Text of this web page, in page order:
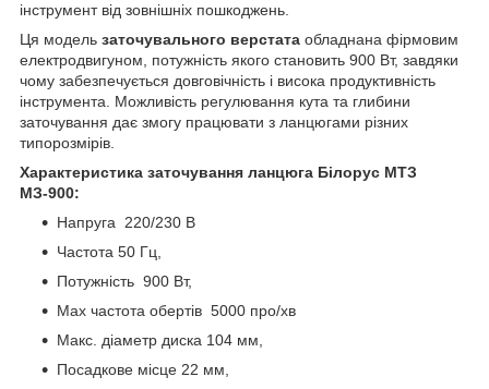
інструмент від зовнішніх пошкоджень.
Ця модель заточувального верстата обладнана фірмовим
електродвигуном, потужність якого становить 900 Вт, завдяки
чому забезпечується довговічність і висока продуктивність
інструмента. Можливість регулювання кута та глибини
заточування дає змогу працювати з ланцюгами різних
типорозмірів.
Характеристика заточування ланцюга Білорус МТЗ
МЗ-900:
Напруга 220/230 В
Частота 50 Гц,
Потужність 900 Вт,
Max частота обертів 5000 про/хв
Макс. діаметр диска 104 мм,
Посадкове місце 22 мм,